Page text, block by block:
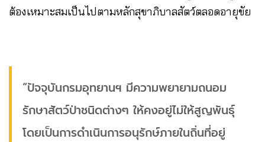
ต้องเหมาะสมเป็นไปตามหลักสุขาภิบาลสัตว์ตลอดอายุขัย
“ปัจจุบันกรมอุทยานฯ มีความพยายามถนอม
รักษาสัตว์ป่าชนิดต่างๆ ให้คงอยู่ไม่ให้สูญพันธุ์
โดยเป็นการดำเนินการอนุรักษ์ภายในถิ่นที่อยู่